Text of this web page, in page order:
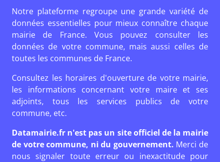
Notre plateforme regroupe une grande variété de
données essentielles pour mieux connaître chaque
mairie de France. Vous pouvez consulter les
données de votre commune, mais aussi celles de
toutes les communes de France.
Consultez les horaires d'ouverture de votre mairie,
les informations concernant votre maire et ses
adjoints, tous les services publics de votre
commune, etc.
Datamairie.fr n'est pas un site officiel de la mairie
de votre commune, ni du gouvernement. Merci de
nous signaler toute erreur ou inexactitude pour